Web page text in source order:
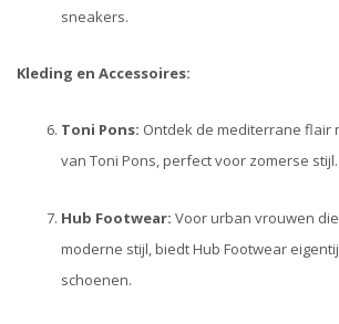
sneakers.
Kleding en Accessoires:
Toni Pons: Ontdek de mediterrane flair
van Toni Pons, perfect voor zomerse stijl.
Hub Footwear: Voor urban vrouwen
moderne stijl, biedt Hub Footwear
schoenen.